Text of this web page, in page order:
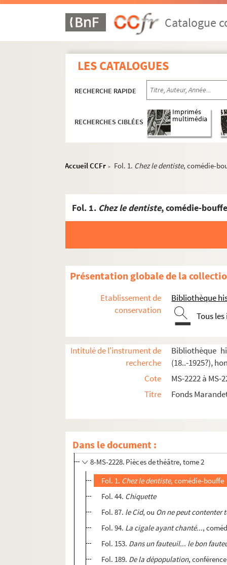
Catalogue
LES CATALOGUES
RECHERCHE RAPIDE
RECHERCHES CIBLÉES
Imprimés
multimédia
Accueil CCFr > Fol. 1. Chez le dentiste, comédie-
Fol. 1. Chez le dentiste, comédie-
Présentation globale de la
Etablissement de
conservation
Bibliothèque
Tous
Intitulé de l'instrument de
recherche
Bibliothèque
(18..-1925?),
Cote
MS-2222 à MS-
Titre
Fonds
Dans le document :
4-MS-2222. Papiers personnels
4-MS-2223. Le professeur
8-MS-2224. Henri de Bornier
4-MS-2225. L'auteur, tome 1
4-MS-2227. Pièces de théâtre, tome 1 :
8-MS-2228. Pièces de théâtre, tome 2
Fol. 1. Chez le dentiste, comédie-bouffe
Fol. 44. Chiquette
Fol. 87. le Cid, ou On ne peut contenter
Fol. 94. La cigale ayant chanté...,
Fol. 153. Dans un fauteuil... le bon
Fol. 189. De la dépopulation,